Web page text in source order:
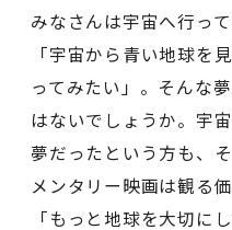
みなさんは宇宙へ行っ
「宇宙から青い地球を
ってみたい」。そんな
はないでしょうか。宇
夢だったという方も、
メンタリー映画は観る
「もっと地球を大切に